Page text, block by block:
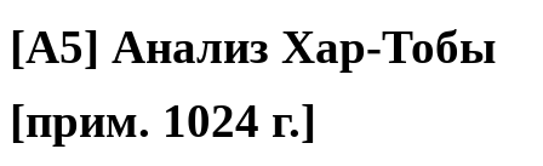
[A5] Анализ Хар-Тобы
[прим. 1024 г.]